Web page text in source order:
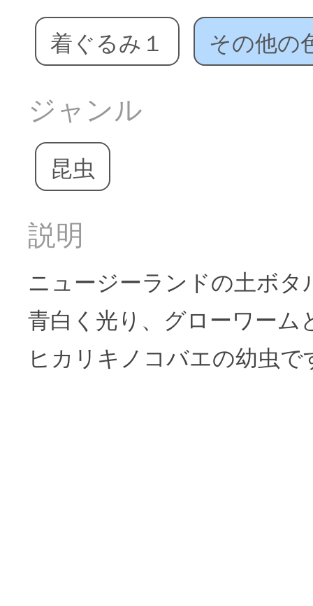
着ぐるみ１ その他の
ジャンル
昆虫
説明
ニュージーランドの土ボタ
青白く光り、グローワーム
ヒカリキノコバエの幼虫で